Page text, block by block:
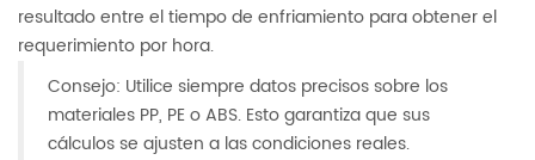
resultado entre el tiempo de enfriamiento para obtener el
requerimiento por hora.
Consejo: Utilice siempre datos precisos sobre los
materiales PP, PE o ABS. Esto garantiza que sus
cálculos se ajusten a las condiciones reales.